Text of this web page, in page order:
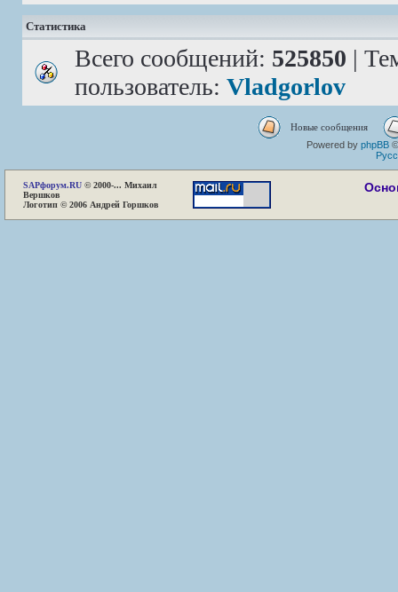
Статистика
Всего сообщений: 525850 |
пользователь: Vladgorlov
Новые сообщения
Powered by phpBB
SAPфорум.RU © 2000-... Михаил
Вершков
Логотип © 2006 Андрей Горшков